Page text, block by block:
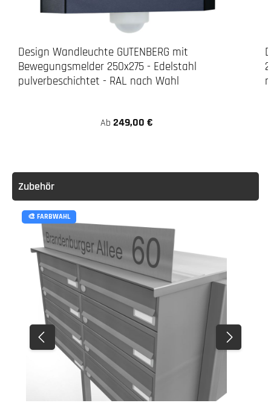
Design Wandleuchte GUTENBERG mit
Bewegungsmelder 250x275 - Edelstahl
pulverbeschichtet - RAL nach Wahl
Ab 249,00 €
Zubehör
🎨 FARBWAHL